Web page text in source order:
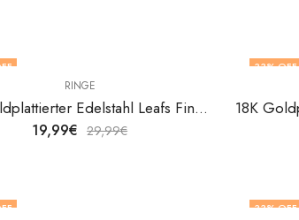
RINGE
18K Goldplattierter Edelstahl Leafs Fingerring von V&F Jewelers
19,99€ 29,99€
33% OFF
33% OFF